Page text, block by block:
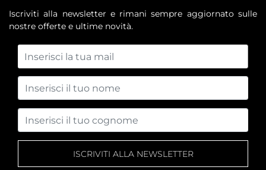
Iscriviti alla newsletter e rimani sempre aggiornato sulle
nostre offerte e ultime novità.